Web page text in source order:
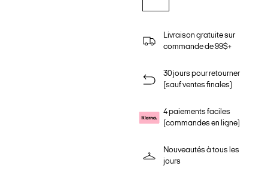
Livraison gratuite sur
commande de 99$+
30 jours pour retourner
(sauf ventes finales)
4 paiements faciles
(commandes en ligne)
Nouveautés à tous les
jours